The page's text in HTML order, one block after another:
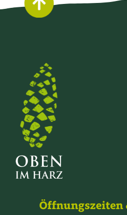
Öffnungszeiten